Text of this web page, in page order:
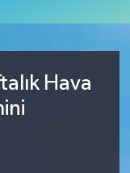
Hava